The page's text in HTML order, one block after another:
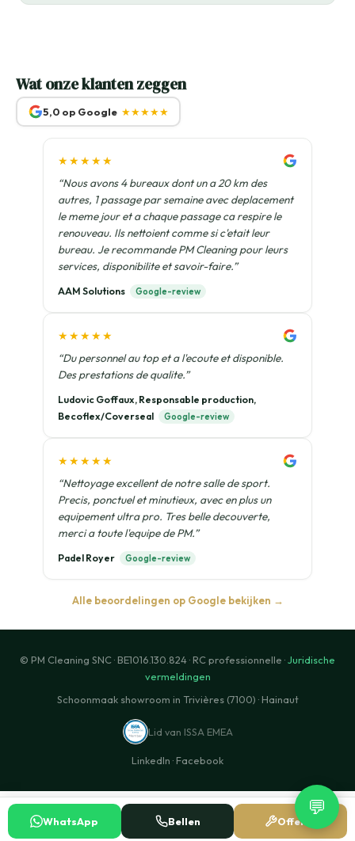
Wat onze klanten zeggen
5,0 op Google ★★★★★
★★★★★
“Nous avons 4 bureaux dont un a 20 km des
autres, 1 passage par semaine avec deplacement
le meme jour et a chaque passage ca respire le
renouveau. Ils nettoient comme si c'etait leur
bureau. Je recommande PM Cleaning pour leurs
services, disponibilite et savoir-faire.”
AAM Solutions Google-review
★★★★★
“Du personnel au top et a l'ecoute et disponible.
Des prestations de qualite.”
Ludovic Goffaux, Responsable production,
Becoflex/Coverseal
Google-review
★★★★★
“Nettoyage excellent de notre salle de sport.
Precis, ponctuel et minutieux, avec en plus un
equipement ultra pro. Tres belle decouverte,
merci a toute l'equipe de PM.”
Padel Royer Google-review
Alle beoordelingen op Google bekijken →
© PM Cleaning SNC · BE1016.130.824 · RC professionnelle ·Juridische
vermeldingen
Schoonmaak showroom in Trivières (7100) · Hainaut
Lid van ISSA EMEA
LinkedIn · Facebook
💬
WhatsApp Bellen Offerte